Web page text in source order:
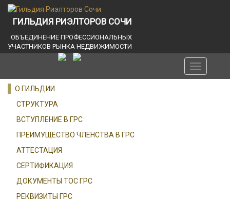
ГИЛЬДИЯ РИЭЛТОРОВ СОЧИ
ОБЪЕДИНЕНИЕ ПРОФЕССИОНАЛЬНЫХ
УЧАСТНИКОВ РЫНКА НЕДВИЖИМОСТИ
Toggle
navigation
О ГИЛЬДИИ
СТРУКТУРА
ВСТУПЛЕНИЕ В ГРС
ПРЕИМУЩЕСТВО ЧЛЕНСТВА В ГРС
АТТЕСТАЦИЯ
СЕРТИФИКАЦИЯ
ДОКУМЕНТЫ ТОС ГРС
РЕКВИЗИТЫ ГРС